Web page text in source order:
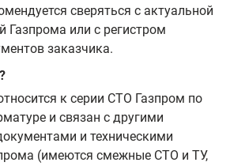
сверяться с актуальной
Газпрома или с регистром
заказчика.
к серии СТО Газпром по
и связан с другими
и техническими
(имеются смежные СТО и ТУ,